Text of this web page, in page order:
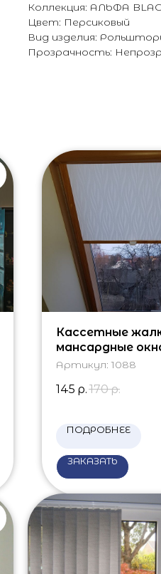
Коллекция: АЛЬФА
Цвет: Персиковый
Вид изделия:
Прозрачность:
Кассетные
мансардные
Артикул: 1088
145 р. 170 р.
ПОДРОБНЕЕ
ЗАКАЗАТЬ